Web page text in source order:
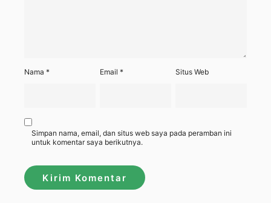
Nama * Email* Situs Web
Simpan nama, email, dan situs web saya pada peramban ini
untuk komentar saya berikutnya.